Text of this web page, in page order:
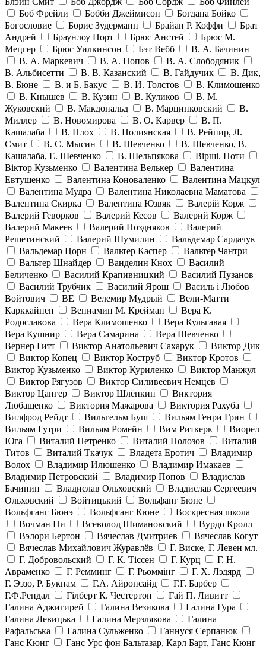
Боб Фрейли
Бобби Джеймисон
Богдана Бойко
Богословие
Борис Зудерманн Брайан Р. Коффи
Брат
Андрей
Браунлоу Норт Брюс Анстей
Брюс М.
Мецгер
Брюс Уилкинсон Бэт Вебб
В. А. Бачинин
В. А. Маркевич
В. А. Попов
В. А. Слободяник
В. Альбисетти
В. В. Казанский В. Гайдучик
В. Дик,
В. Бюне
В. и Б. Бакус В. И. Толстов
В. Климошенко
В. Кнышев
В. Кузин В. Куликов
В. М.
Жуковский
В. Макдональд В. Марцинковский
В.
Миллер
В. Новомирова В. О. Карвер
В. П.
Кашалаба
В. Плох В. Полиянская
В. Рейпир, Л.
Смит
В. С. Мысин В. Шевченко
В. Шевченко, В.
Кашалаба, Е. Шевченко
В. Шельпякова
Вiршi. Ноти
Віктор Кузьменко
Валентина Велькер
Валентина
Евтушенко
Валентина Коноваленко
Валентина Мацкул
Валентина Мудра
Валентина Николаевна Маматова
Валентина Скирка
Валентина Юзвяк
Валерій Корж
Валерий Геворков
Валерий Кесов
Валерий Корж
Валерий Макеев
Валерий Поздняков
Валерий
Решетинский
Валерий Шумилин
Вальдемар Сардачук
Вальдемар Цорн
Вальтер Каспер
Вальтер Чантри
Вальтер Шнайдер
Ванделин Кнох
Василий
Беличенко
Василий Крапивницкий
Василий Пузанов
Василий Трубчик
Василий Ярош
Василь і Любов
Войтович
ВЕ Велемир Мудрый
Вели-Матти
Карккайнен
Вениамин М. Крейман
Вера К.
Родославова
Вера Климошенко
Вера Кульгавая
Вера Кушнир
Вера Самарина
Вера Шевченко
Вернер Гитт
Виктор Анатольевич Сахарук
Виктор Дик
Виктор Копец
Виктор Коструб
Виктор Кротов
Виктор Кузьменко
Виктор Куриленко
Виктор Манжул
Виктор Рягузов
Виктор Силивеевич Немцев
Виктор Цангер
Виктор Шлёнкин
Виктория
Любащенко
Виктория Мажарова
Виктория Рахуба
Вилфрод Рейдт
Вильгельм Буш
Вильям Генри Грин
Вильям Гутри
Вильям Ромейн Вим Риткерк
Виорел
Юга
Виталий Петренко Виталий Полозов
Виталий
Титов
Виталий Ткачук Владета Еротич
Владимир
Волох
Владимир Илюшенко
Владимир Имакаев
Владимир Петровский
Владимир Попов
Владислав
Бачинин
Владислав Ольховский
Владислав Сергеевич
Ольховский
Войтицький
Вольфанг Бюне
Вольфганг Бюнэ
Вольфганг Кюне
Воскресная школа
Вочман Ни
Всеволод Шимановский
Вурдо Кролл
Вэлори Бертон
Вячеслав Дмитриев
Вячеслав Когут
Вячеслав Михайлович Журавлёв
Г. Виске, Г. Левен мл.
Г. Добровольский
Г. К. Тiссен Г. Курц
Г. Н.
Авраменко
Г. Ремминг Г. Рьоммінг
Г. Х. Лэдярд
Г. Эззо, Р. Букнам
Г.А. Айронсайд
Г.Г. Барбер
Г.Ф.Рендал
Гілберт К. Честертон
Гай П. Ливитт
Галина Аджигирей
Галина Везикова
Галина Гура
Галина Левицька
Галина Мерзлякова
Галина
Рафальська
Галина Сульженко
Ганнуся Серпанюк
Ганс Кюнг
Ганс Урс фон Бальтазар, Карл Барт, Ганс Кюнг